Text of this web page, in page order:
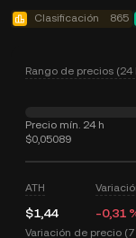
Clasificación 865
Rango de precios (24
Precio mín. 24 h
$0,05089
ATH
$1,44 -0,31
Variación de precio (7